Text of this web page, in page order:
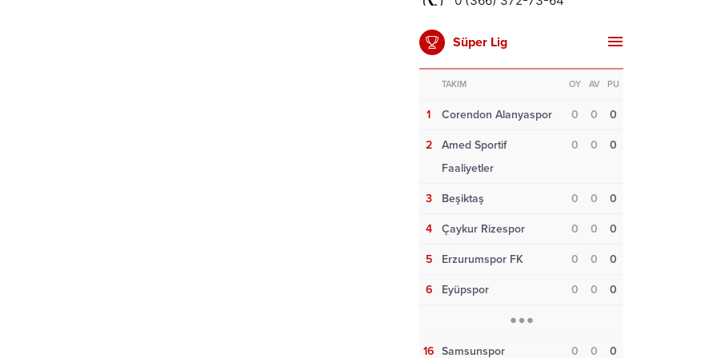
Süper Lig
TAKIM OY AV PU
1 Corendon Alanyaspor 0 0 0
2
Amed Sportif
Faaliyetler
0 0 0
3 Beşiktaş 0 0 0
4 Çaykur Rizespor 0 0 0
5 Erzurumspor FK 0 0 0
6 Eyüpspor 0 0 0
16 Samsunspor 0 0 0